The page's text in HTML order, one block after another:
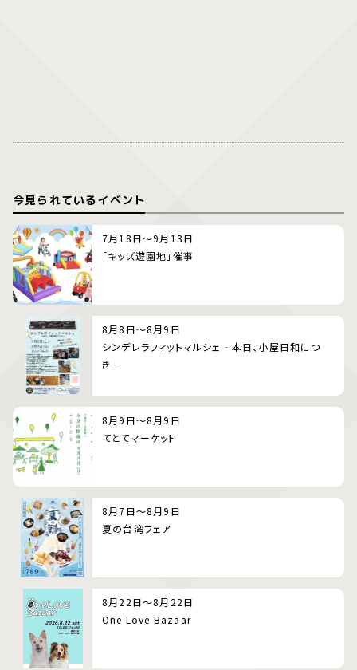
今見られているイベント
7月18日～9月13日
「キッズ遊園地」催事
8月8日～8月9日
シンデレラフィットマルシェ‐本日、小屋日和につ
き‐
8月9日～8月9日
てとてマーケット
8月7日～8月9日
夏の台湾フェア
8月22日～8月22日
One Love Bazaar